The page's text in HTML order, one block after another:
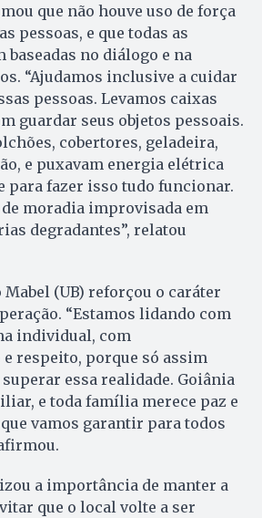
que não houve uso de força
pessoas, e que todas as
baseadas no diálogo e na
“Ajudamos inclusive a cuidar
pessoas. Levamos caixas
guardar seus objetos pessoais.
cobertores, geladeira,
e puxavam energia elétrica
para fazer isso tudo funcionar.
moradia improvisada em
degradantes”, relatou
(UB) reforçou o caráter
“Estamos lidando com
individual, com
respeito, porque só assim
essa realidade. Goiânia
e toda família merece paz e
vamos garantir para todos
a importância de manter a
que o local volte a ser